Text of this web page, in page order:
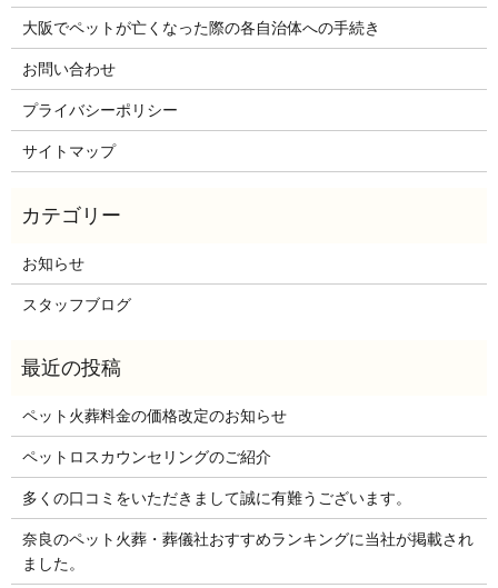
大阪でペットが亡くなった際の各自治体への手続き
お問い合わせ
プライバシーポリシー
サイトマップ
お知らせ
スタッフブログ
ペット火葬料金の価格改定のお知らせ
ペットロスカウンセリングのご紹介
多くの口コミをいただきまして誠に有難うございます。
奈良のペット火葬・葬儀社おすすめランキングに当社が掲載され
ました。